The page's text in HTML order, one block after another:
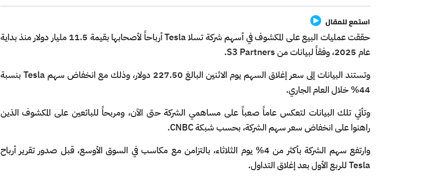
استمع للمقال
حققت عمليات البيع على المكشوف في أسهم شركة تسلا Tesla أرباحاً لأصحابها بقيمة 11.5 مليار دولار منذ بداية
عام 2025، وفقاً لبيانات من S3 Partners.
وتستند البيانات إلى سعر إغلاق السهم يوم الاثنين البالغ 227.50 دولار، وذلك مع انخفاض سهم Tesla بنسبة
44% خلال العام الجاري.
وتأتي تلك البيانات لتعكس عاماً صعباً على مساهمي الشركة حتى الآن، ومربحاً للبائعين على المكشوف الذين
راهنوا على انخفاض سعر سهم الشركة، بحسب شبكة CNBC.
وارتفع سهم الشركة بأكثر من 4% يوم الثلاثاء، بالتزامن مع مكاسب في السوق الأوسع، قبل صدور تقرير أرباح
Tesla للربع الأول بعد إغلاق التداول.